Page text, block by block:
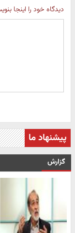
دیدگاه خود را اینجا
پیشنهاد ما
گزارش